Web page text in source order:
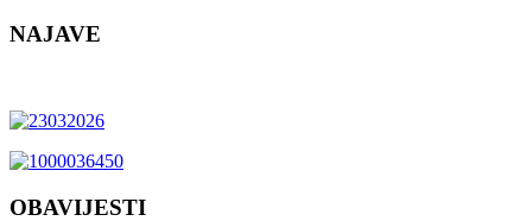
NAJAVE
OBAVIJESTI